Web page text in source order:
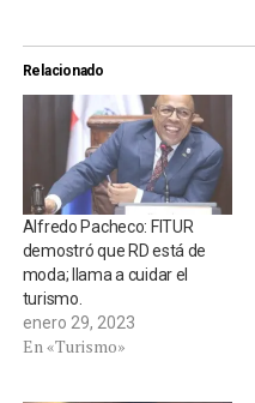
Relacionado
Alfredo Pacheco: FITUR
demostró que RD está de
moda; llama a cuidar el
turismo.
enero 29, 2023
En «Turismo»